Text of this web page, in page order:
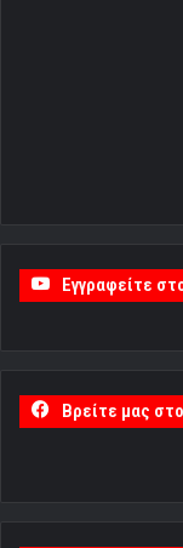
Εγγραφείτε
Βρείτε μας